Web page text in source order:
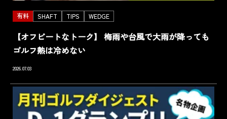
有料 SHAFT TIPS WEDGE
【オフビートなトーク】 梅雨や台風で大雨が降っても
ゴルフ熱は冷めない
2026.07.03